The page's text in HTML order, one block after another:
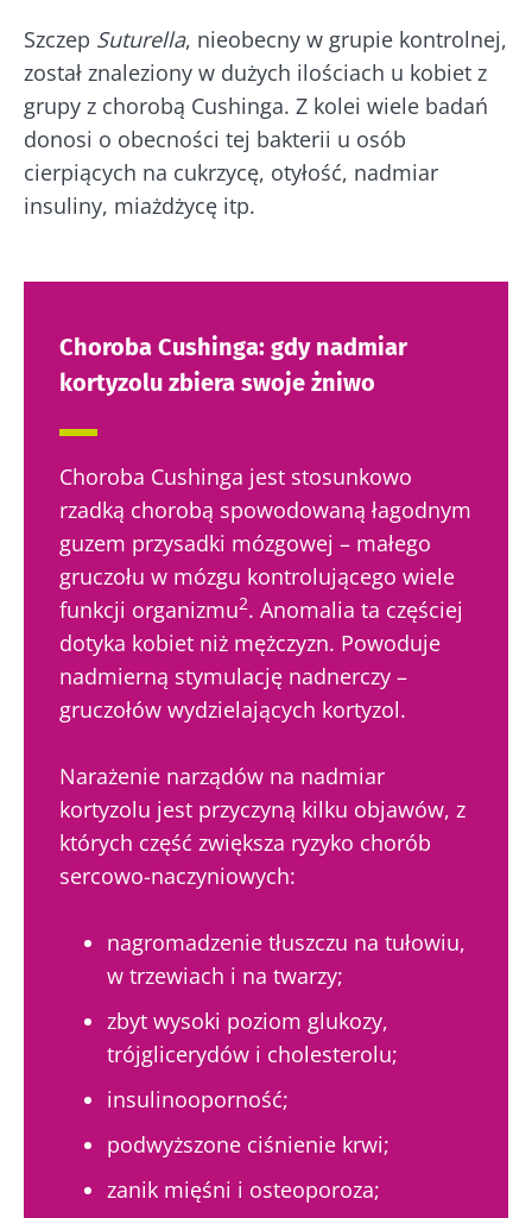
Szczep Suturella, nieobecny w grupie kontrolnej,
został znaleziony w dużych ilościach u kobiet z
grupy z chorobą Cushinga. Z kolei wiele badań
donosi o obecności tej bakterii u osób
cierpiących na cukrzycę, otyłość, nadmiar
insuliny, miażdżycę itp.
Choroba Cushinga: gdy nadmiar
kortyzolu zbiera swoje żniwo
Choroba Cushinga jest stosunkowo
rzadką chorobą spowodowaną łagodnym
guzem przysadki mózgowej – małego
gruczołu w mózgu kontrolującego wiele
funkcji organizmu2. Anomalia ta częściej
dotyka kobiet niż mężczyzn. Powoduje
nadmierną stymulację nadnerczy –
gruczołów wydzielających kortyzol.
Narażenie narządów na nadmiar
kortyzolu jest przyczyną kilku objawów, z
których część zwiększa ryzyko chorób
sercowo-naczyniowych:
nagromadzenie tłuszczu na tułowiu,
w trzewiach i na twarzy;
zbyt wysoki poziom glukozy,
trójglicerydów i cholesterolu;
insulinooporność;
podwyższone ciśnienie krwi;
zanik mięśni i osteoporoza;
Nie odchodź tak
szybko!